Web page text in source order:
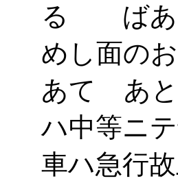
る ばあ
めし面の
あてゝあ
ハ中等ニ
車ハ急行